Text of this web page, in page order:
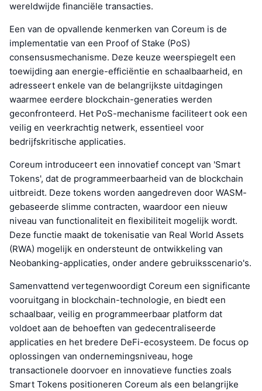
wereldwijde financiële transacties.
Een van de opvallende kenmerken van Coreum is de
implementatie van een Proof of Stake (PoS)
consensusmechanisme. Deze keuze weerspiegelt een
toewijding aan energie-efficiëntie en schaalbaarheid, en
adresseert enkele van de belangrijkste uitdagingen
waarmee eerdere blockchain-generaties werden
geconfronteerd. Het PoS-mechanisme faciliteert ook een
veilig en veerkrachtig netwerk, essentieel voor
bedrijfskritische applicaties.
Coreum introduceert een innovatief concept van 'Smart
Tokens', dat de programmeerbaarheid van de blockchain
uitbreidt. Deze tokens worden aangedreven door WASM-
gebaseerde slimme contracten, waardoor een nieuw
niveau van functionaliteit en flexibiliteit mogelijk wordt.
Deze functie maakt de tokenisatie van Real World Assets
(RWA) mogelijk en ondersteunt de ontwikkeling van
Neobanking-applicaties, onder andere gebruiksscenario's.
Samenvattend vertegenwoordigt Coreum een significante
vooruitgang in blockchain-technologie, en biedt een
schaalbaar, veilig en programmeerbaar platform dat
voldoet aan de behoeften van gedecentraliseerde
applicaties en het bredere DeFi-ecosysteem. De focus op
oplossingen van ondernemingsniveau, hoge
transactionele doorvoer en innovatieve functies zoals
Smart Tokens positioneren Coreum als een belangrijke